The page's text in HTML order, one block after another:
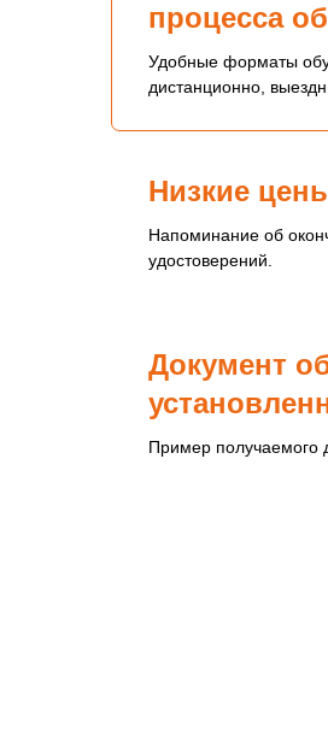
процесса
Удобные форматы
дистанционно,
Низкие
Напоминание об
удостоверений.
Документ
Пример получаемого